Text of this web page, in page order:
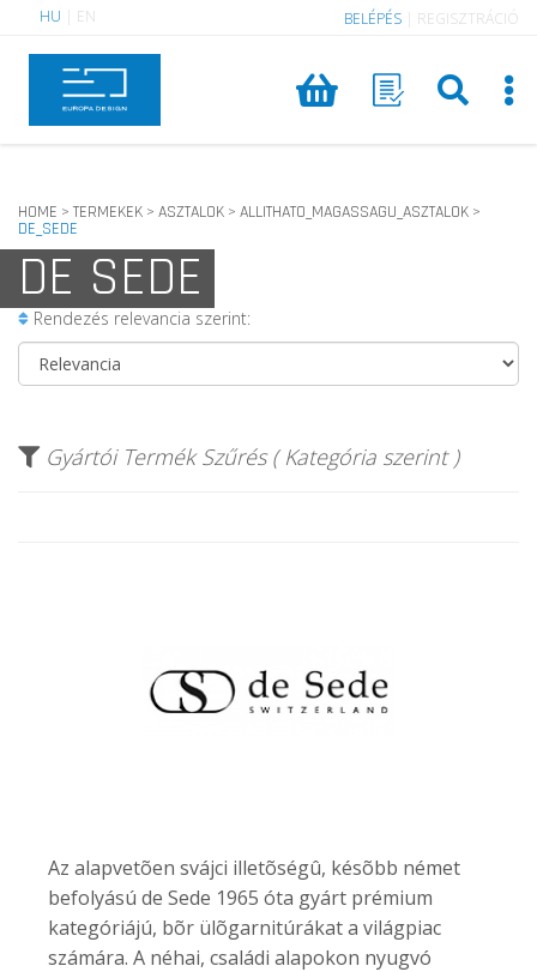
HU EN BELÉPÉS REGISZTRÁCIÓ
HOME > TERMEKEK > ASZTALOK > ALLITHATO_MAGASSAGU_ASZTALOK >
DE_SEDE
DE SEDE
Rendezés relevancia szerint:
Gyártói Termék Szűrés ( Kategória szerint )
Az alapvetõen svájci illetõségû, késõbb német
befolyású de Sede 1965 óta gyárt prémium
kategóriájú, bõr ülõgarnitúrákat a világpiac
számára. A néhai, családi alapokon nyugvó